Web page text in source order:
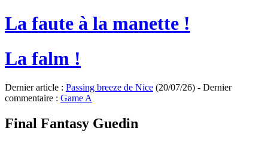
La faute à la manette !
La falm !
Dernier article : Passing breeze de Nice (20/07/26) - Dernier
commentaire : Game A
Final Fantasy Guedin